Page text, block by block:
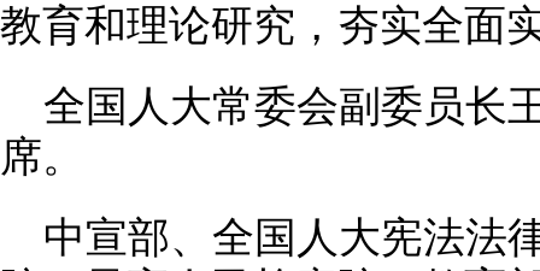
教育和理论研究，夯实全面
全国人大常委会副委员长
席。
中宣部、全国人大宪法法